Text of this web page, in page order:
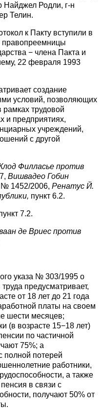
Найджел Родли, г-н
Телин.
к Пакту вступили в
правопреемницы
− члена Пакта и
22 февраля 1993
создание
условий, позволяющих
трудовой
и предприятиях,
учреждений,
с другой
Филласье против
Вишвадео Гобин
№ 1452/2006, Ренатус Й.
пункт 6.2.
7.2.
де Вриес против
указа № 303/1995 о
предусматривает,
от 18 лет до 21 года
платы на своем
шести месяцев;
(в возрасте 15−18 лет)
по частичной
75%; а
полной потерей
работники,
а также
в связи с
получают 50% от